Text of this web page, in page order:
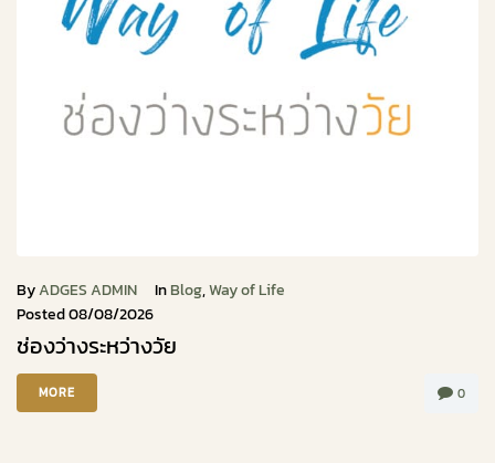
ByADGES ADMIN InBlog,Way of Life
Posted08/08/2026
ช่องว่างระหว่างวัย
MORE 0